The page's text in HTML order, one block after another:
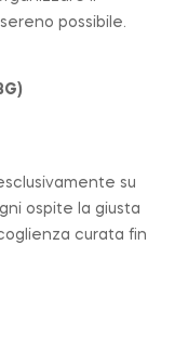
possibile.
su
ospite la giusta
curata fin